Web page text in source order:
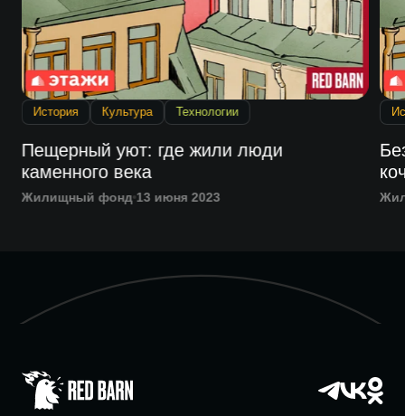
История Культура Технологии
Пещерный уют: где жили люди
каменного века
Жилищный фонд 13 июня 2023